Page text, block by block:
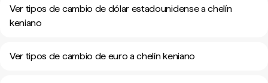
Ver tipos de cambio de dólar estadounidense a chelín
keniano
Ver tipos de cambio de euro a chelín keniano